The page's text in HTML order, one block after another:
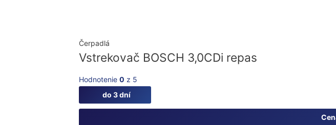
Čerpadlá
Vstrekovač BOSCH 3,0CDi repas
Hodnotenie 0 z 5
do 3 dní